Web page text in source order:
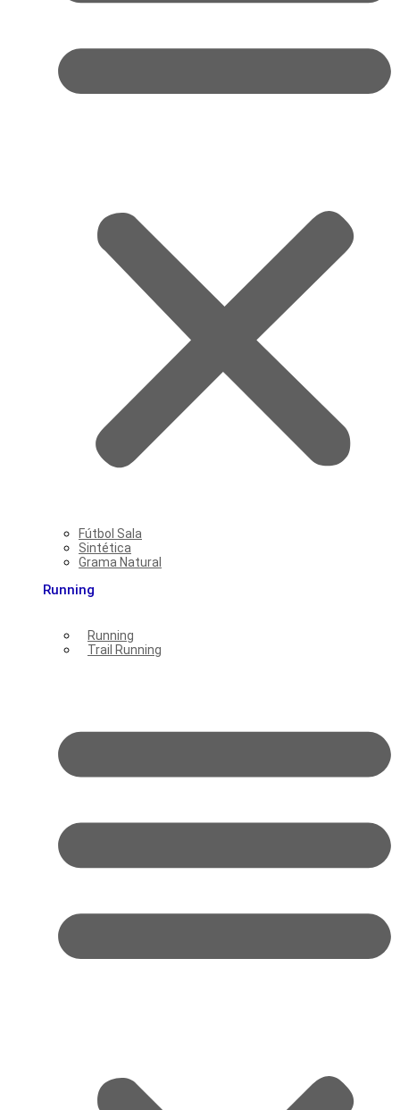
Fútbol Sala
Sintética
Grama Natural
Running
Running
Trail Running